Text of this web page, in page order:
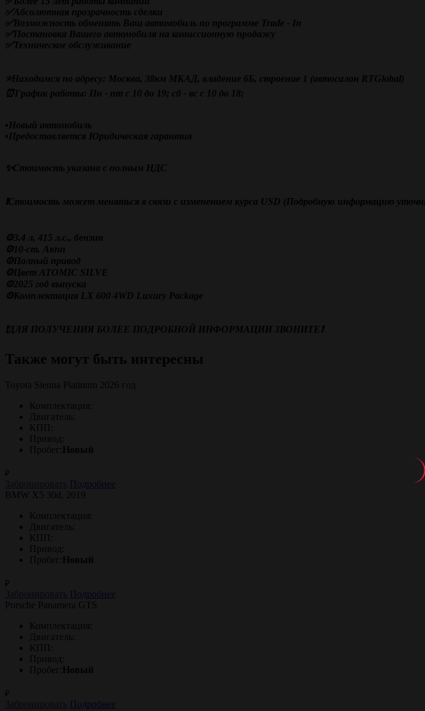
✅Абсолютная прозрачность сделки
✅Возможность обменять Ваш автомобиль по программе Trade - In
✅Постановка Вашего автомобиля на комиссионную продажу
✅Техническое обслуживание
⭐Находимся по адресу: Москва, 38км МКАД, владение 6Б, строение 1 (автосалон RTGlobal)
⏰График работы: Пн - пт с 10 до 19; сб - вс с 10 до 18;
▪️Новый автомобиль
▪️Предоставляется Юридическая гарантия
✨Стоимость указана с полным НДС
❗️Стоимость может меняться в связи с изменением курса USD (Подробную информацию
⚙️3.4 л, 415 л.с., бензин
⚙️10-ст. Акпп
⚙️Полный привод
⚙️Цвет ATOMIC SILVE
⚙️2025 год выпуска
⚙️Комплектация LX 600 4WD Luxury Package
❗️ДЛЯ ПОЛУЧЕНИЯ БОЛЕЕ ПОДРОБНОЙ ИНФОРМАЦИИ ЗВОНИТЕ❗️
Также могут быть интересны
Toyota Sienna Platinum 2026 год
Комплектация:
Двигатель:
КПП:
Привод:
Пробег:
Новый
₽
Подробнее
BMW X5 30d, 2019
Комплектация:
Двигатель:
КПП:
Привод:
Пробег:
Новый
₽
Подробнее
Porsche Panamera GTS
Комплектация:
Двигатель:
КПП:
Привод:
Пробег:
Новый
₽
Подробнее